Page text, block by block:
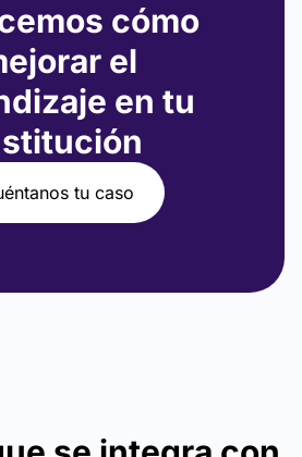
cómo
el
en tu
tu caso